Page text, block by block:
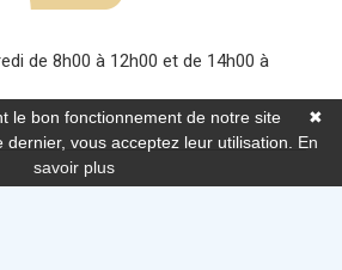
de 8h00 à 12h00 et de 14h00 à
✖
le bon fonctionnement de notre site
dernier, vous acceptez leur utilisation. En
savoir plus